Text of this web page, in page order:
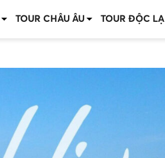
TOUR CHÂU ÂU TOUR ĐỘC LẠ